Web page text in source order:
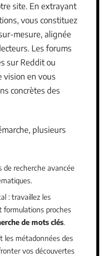
site. En extrayant
vous constituez
mesure, alignée
Les forums
sur Reddit ou
vision en vous
concrètes des
plusieurs
de recherche avancée
: travaillez les
formulations proches
de mots clés.
les métadonnées des
vos découvertes